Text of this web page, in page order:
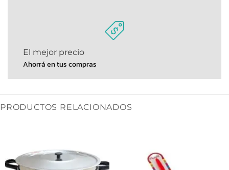
El mejor precio
Ahorrá en tus compras
PRODUCTOS RELACIONADOS